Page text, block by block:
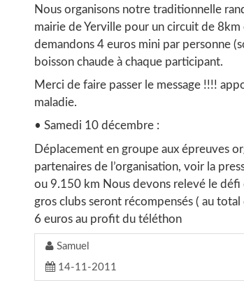
Nous organisons notre traditionnelle
mairie de Yerville pour un circuit de
demandons 4 euros mini par personne
boisson chaude à chaque participant.
Merci de faire passer le message !!!!
maladie.
• Samedi 10 décembre :
Déplacement en groupe aux épreuves
partenaires de l’organisation, voir la
ou 9.150 km Nous devons relevé le
gros clubs seront récompensés ( au
6 euros au profit du téléthon
Samuel
14-11-2011